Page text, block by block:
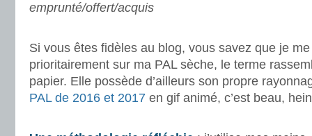
emprunté/offert/acquis
Si vous êtes fidèles au blog, vous savez que je
prioritairement sur ma PAL sèche, le terme
papier. Elle possède d’ailleurs son propre
PAL de 2016 et 2017 en gif animé, c’est beau,